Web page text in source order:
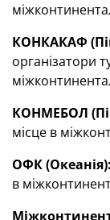
КОНКАКАФ
організатори
КОНМЕБОЛ
місце в
ОФК (Океанія):
в